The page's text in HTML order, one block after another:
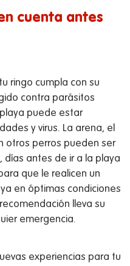
cuenta antes
ringo cumpla con su
contra parásitos
puede estar
y virus. La arena, el
otros perros pueden ser
antes de ir a la playa
que le realicen un
en óptimas condiciones
lleva su
emergencia.
experiencias para tu